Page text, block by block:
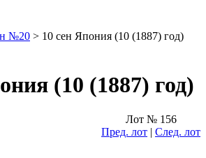
№20 > 10 сен Япония (10 (1887) год)
(10 (1887) год)
Лот № 156
Пред. лот | След. лот